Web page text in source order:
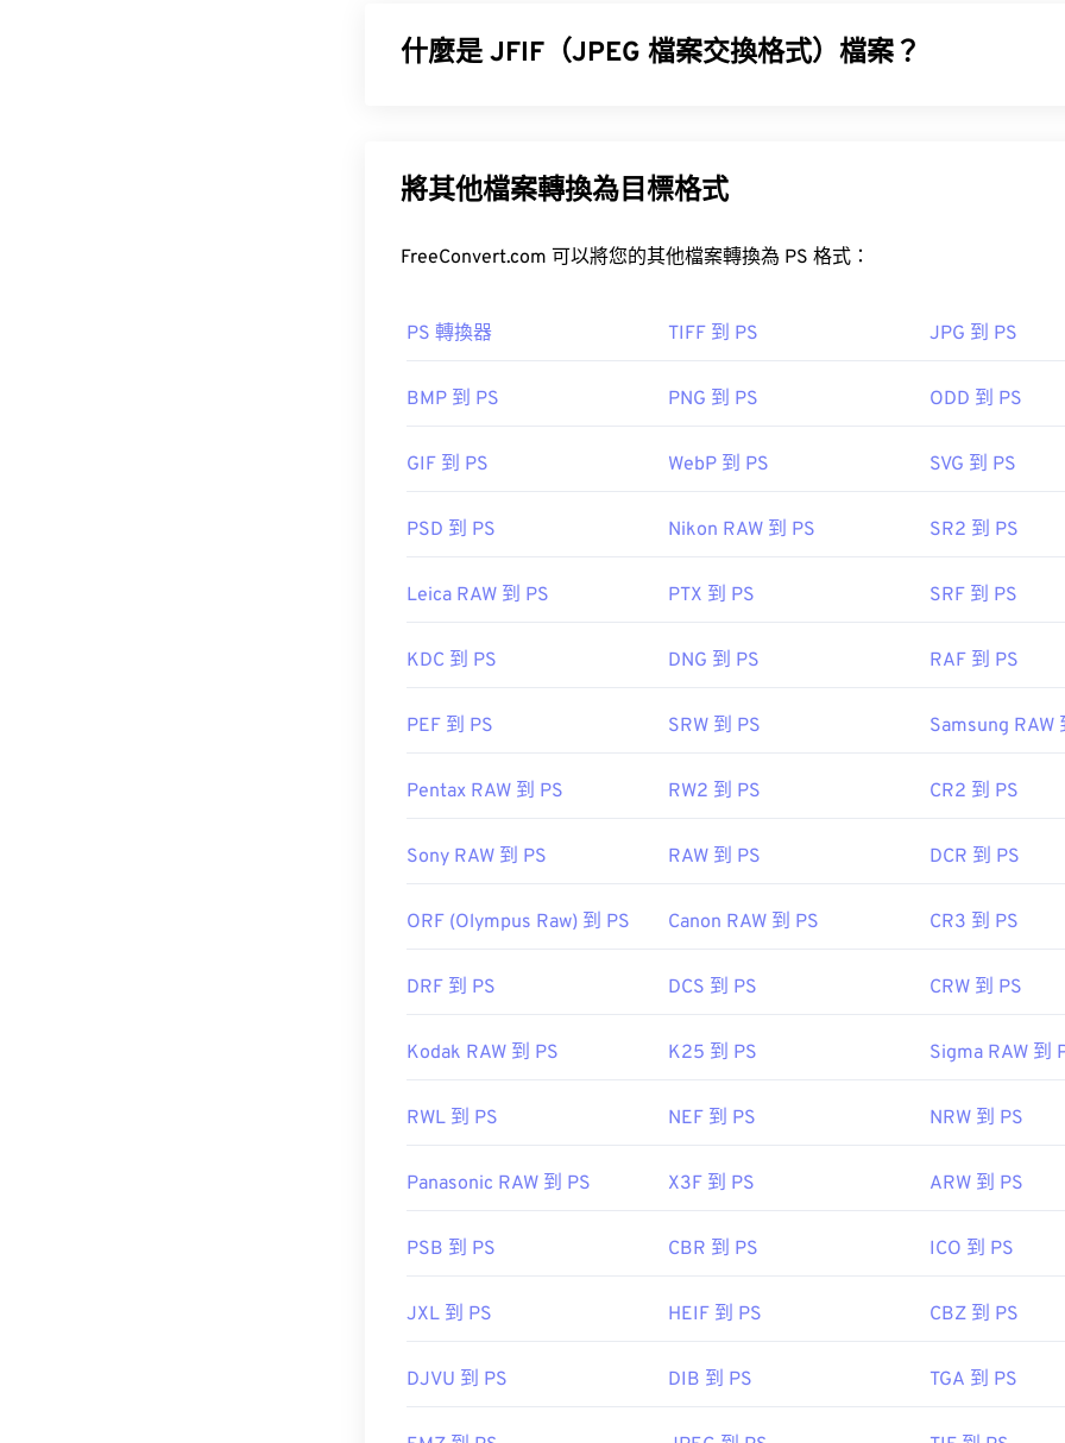
什麼是 JFIF（JPEG 檔案交換格式）檔案？
何一種，檔案的壓縮和結構將保持不變。
儘管 JFIF 被認為是一種最小的檔案格式，但需要注意的是，擴展名為 JFIF 的
有時，Windows 10 預設會將 JPG 檔案儲存為 JFIF 格式（
source
初始發布：
實用連結：
將其他檔案轉換為目標格式
FreeConvert.com 可以將您的其他檔案轉換為 PS 格式：
PS 轉換器 TIFF 到 PS JPG 到 PS
BMP 到 PS PNG 到 PS ODD 到 PS
GIF 到 PS WebP 到 PS SVG 到 PS
PSD 到 PS Nikon RAW 到 PS SR2 到 PS
Leica RAW 到 PS PTX 到 PS SRF 到 PS
KDC 到 PS DNG 到 PS RAF 到 PS
PEF 到 PS SRW 到 PS Samsung RAW
Pentax RAW 到 PS RW2 到 PS CR2 到 PS
Sony RAW 到 PS RAW 到 PS DCR 到 PS
ORF (Olympus Raw) 到 PS Canon RAW 到 PS CR3 到 PS
DRF 到 PS DCS 到 PS CRW 到 PS
Kodak RAW 到 PS K25 到 PS Sigma RAW 到
RWL 到 PS NEF 到 PS NRW 到 PS
Panasonic RAW 到 PS X3F 到 PS ARW 到 PS
PSB 到 PS CBR 到 PS ICO 到 PS
JXL 到 PS HEIF 到 PS CBZ 到 PS
DJVU 到 PS DIB 到 PS TGA 到 PS